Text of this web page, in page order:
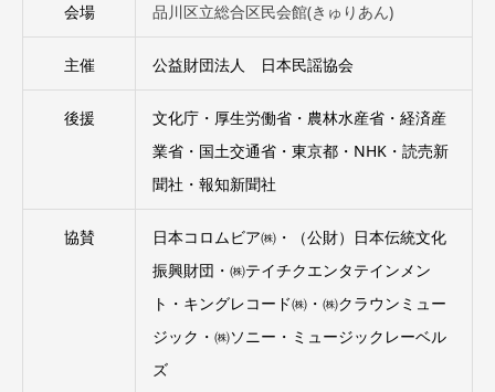
会場 品川区立総合区民会館(きゅりあん)
主催 公益財団法人 日本民謡協会
後援
文化庁・厚生労働省・農林水産省・経済産
業省・国土交通省・東京都・NHK・読売新
聞社・報知新聞社
協賛
日本コロムビア㈱・（公財）日本伝統文化
振興財団・㈱テイチクエンタテインメン
ト・キングレコード㈱・㈱クラウンミュー
ジック・㈱ソニー・ミュージックレーベル
ズ